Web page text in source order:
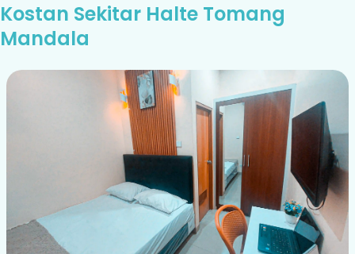
Kostan Sekitar Halte Tomang
Mandala